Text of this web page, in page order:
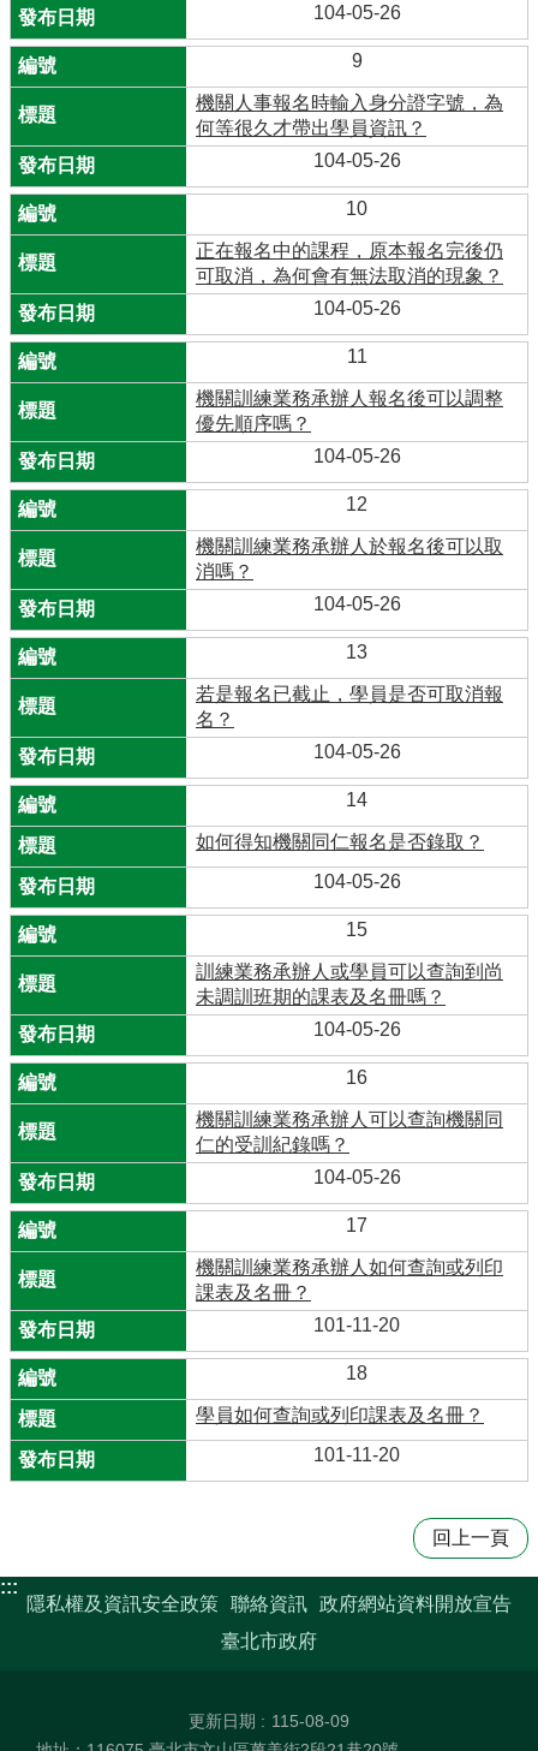
104-05-26
9
機關人事報名時輸入身分證字號，為
何等很久才帶出學員資訊？
104-05-26
10
正在報名中的課程，原本報名完後仍
可取消，為何會有無法取消的現象？
104-05-26
11
機關訓練業務承辦人報名後可以調整
優先順序嗎？
104-05-26
12
機關訓練業務承辦人於報名後可以取
消嗎？
104-05-26
13
若是報名已截止，學員是否可取消報
名？
104-05-26
14
如何得知機關同仁報名是否錄取？
104-05-26
15
訓練業務承辦人或學員可以查詢到尚
未調訓班期的課表及名冊嗎？
104-05-26
16
機關訓練業務承辦人可以查詢機關同
仁的受訓紀錄嗎？
104-05-26
17
機關訓練業務承辦人如何查詢或列印
課表及名冊？
101-11-20
18
學員如何查詢或列印課表及名冊？
101-11-20
回上一頁
:::
隱私權及資訊安全政策 聯絡資訊 政府網站資料開放宣告
臺北市政府
更新日期
115-08-09